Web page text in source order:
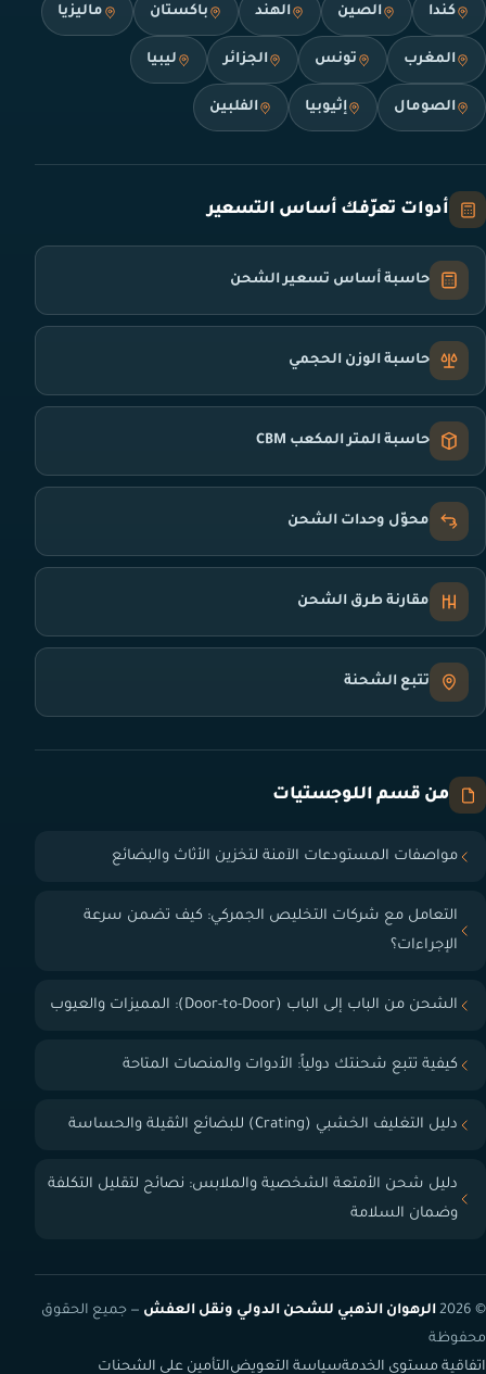
كندا الصين الهند باكستان ماليزيا
المغرب تونس الجزائر ليبيا
الصومال إثيوبيا الفلبين
أدوات تعرّفك أساس التسعير
حاسبة أساس تسعير الشحن
حاسبة الوزن الحجمي
حاسبة المتر المكعب CBM
محوّل وحدات الشحن
مقارنة طرق الشحن
تتبع الشحنة
من قسم اللوجستيات
مواصفات المستودعات الآمنة لتخزين الأثاث والبضائع
التعامل مع شركات التخليص الجمركي: كيف تضمن سرعة
الإجراءات؟
الشحن من الباب إلى الباب (Door-to-Door): المميزات والعيوب
كيفية تتبع شحنتك دولياً: الأدوات والمنصات المتاحة
دليل التغليف الخشبي (Crating) للبضائع الثقيلة والحساسة
دليل شحن الأمتعة الشخصية والملابس: نصائح لتقليل التكلفة
وضمان السلامة
© 2026 الرهوان الذهبي للشحن الدولي ونقل العفش — جميع الحقوق
محفوظة
اتفاقية مستوى الخدمةسياسة التعويضالتأمين على الشحنات